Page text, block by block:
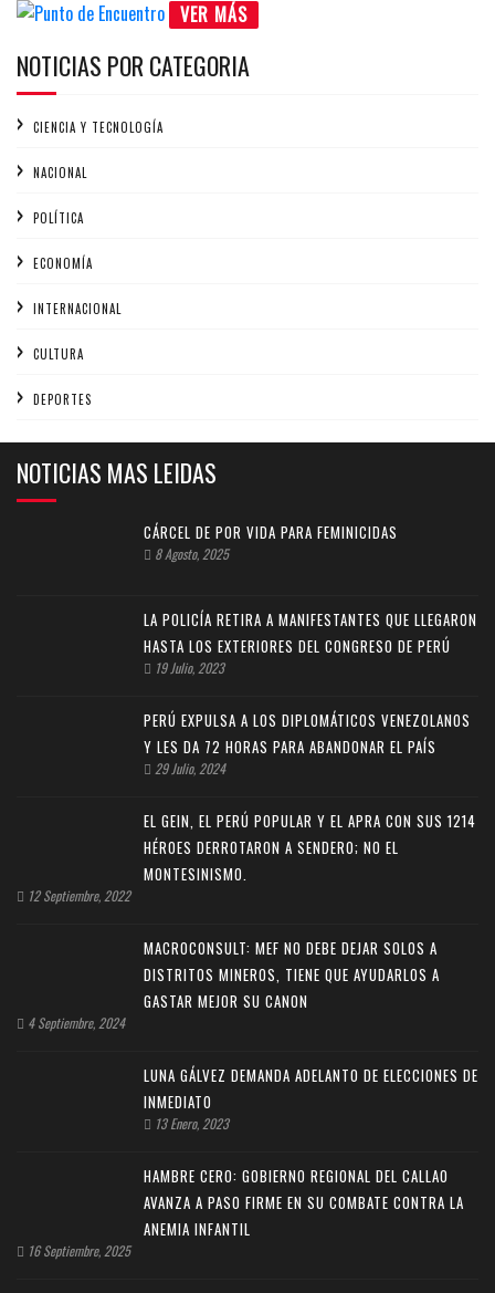
VER MÁS
NOTICIAS POR CATEGORIA
CIENCIA Y TECNOLOGÍA
NACIONAL
POLÍTICA
ECONOMÍA
INTERNACIONAL
CULTURA
DEPORTES
NOTICIAS MAS LEIDAS
CÁRCEL DE POR VIDA PARA FEMINICIDAS
8 Agosto, 2025
LA POLICÍA RETIRA A MANIFESTANTES QUE LLEGARON
HASTA LOS EXTERIORES DEL CONGRESO DE PERÚ
19 Julio, 2023
PERÚ EXPULSA A LOS DIPLOMÁTICOS VENEZOLANOS
Y LES DA 72 HORAS PARA ABANDONAR EL PAÍS
29 Julio, 2024
EL GEIN, EL PERÚ POPULAR Y EL APRA CON SUS 1214
HÉROES DERROTARON A SENDERO; NO EL
MONTESINISMO.
12 Septiembre, 2022
MACROCONSULT: MEF NO DEBE DEJAR SOLOS A
DISTRITOS MINEROS, TIENE QUE AYUDARLOS A
GASTAR MEJOR SU CANON
4 Septiembre, 2024
LUNA GÁLVEZ DEMANDA ADELANTO DE ELECCIONES DE
INMEDIATO
13 Enero, 2023
HAMBRE CERO: GOBIERNO REGIONAL DEL CALLAO
AVANZA A PASO FIRME EN SU COMBATE CONTRA LA
ANEMIA INFANTIL
16 Septiembre, 2025